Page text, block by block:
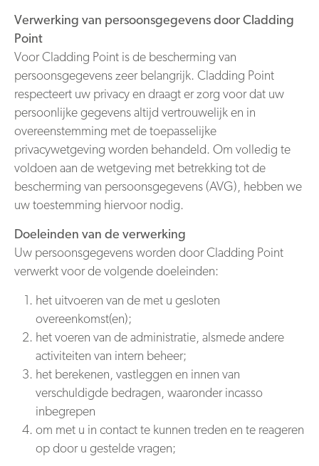
Verwerking van persoonsgegevens door Cladding
Point
Voor Cladding Point is de bescherming van
persoonsgegevens zeer belangrijk. Cladding Point
respecteert uw privacy en draagt er zorg voor dat uw
persoonlijke gegevens altijd vertrouwelijk en in
overeenstemming met de toepasselijke
privacywetgeving worden behandeld. Om volledig te
voldoen aan de wetgeving met betrekking tot de
bescherming van persoonsgegevens (AVG), hebben we
uw toestemming hiervoor nodig.
Doeleinden van de verwerking
Uw persoonsgegevens worden door Cladding Point
verwerkt voor de volgende doeleinden:
het uitvoeren van de met u gesloten
overeenkomst(en);
het voeren van de administratie, alsmede andere
activiteiten van intern beheer;
het berekenen, vastleggen en innen van
verschuldigde bedragen, waaronder incasso
inbegrepen
om met u in contact te kunnen treden en te reageren
op door u gestelde vragen;